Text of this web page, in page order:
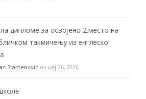
дипломе за освојено 2.место на
такмичењу из енглеско
Stamenovic on мај 26, 2026